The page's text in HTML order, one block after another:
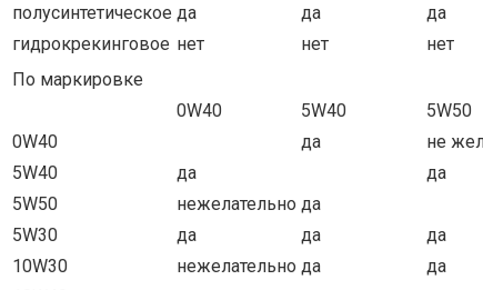
полусинтетическое да да да
гидрокрекинговое нет нет нет
По маркировке
0W40
5W40 5W50
0W40
да не
5W40
да да
5W50
нежелательно да
5W30
да да да
10W30
нежелательно да да